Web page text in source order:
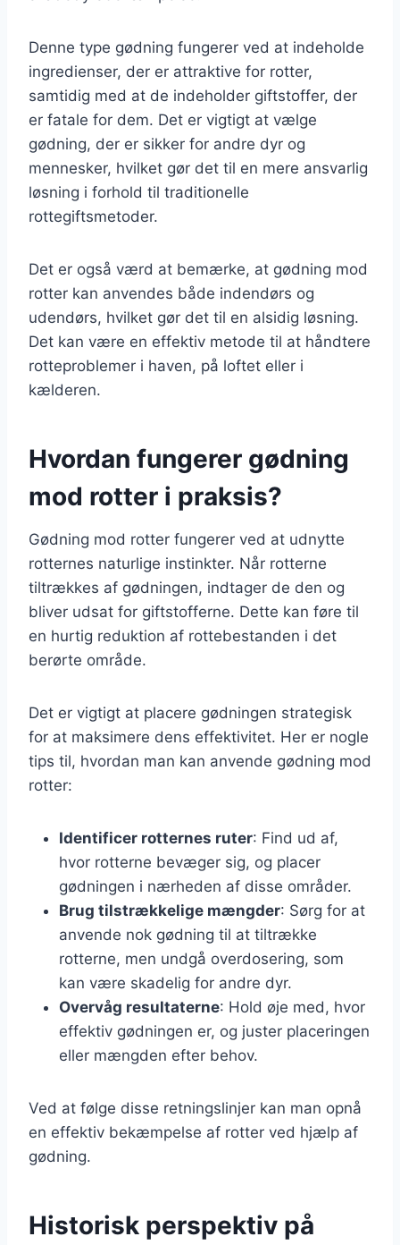
Denne type gødning fungerer ved at indeholde
ingredienser, der er attraktive for rotter,
samtidig med at de indeholder giftstoffer, der
er fatale for dem. Det er vigtigt at vælge
gødning, der er sikker for andre dyr og
mennesker, hvilket gør det til en mere ansvarlig
løsning i forhold til traditionelle
rottegiftsmetoder.
Det er også værd at bemærke, at gødning mod
rotter kan anvendes både indendørs og
udendørs, hvilket gør det til en alsidig løsning.
Det kan være en effektiv metode til at håndtere
rotteproblemer i haven, på loftet eller i
kælderen.
Hvordan fungerer gødning
mod rotter i praksis?
Gødning mod rotter fungerer ved at udnytte
rotternes naturlige instinkter. Når rotterne
tiltrækkes af gødningen, indtager de den og
bliver udsat for giftstofferne. Dette kan føre til
en hurtig reduktion af rottebestanden i det
berørte område.
Det er vigtigt at placere gødningen strategisk
for at maksimere dens effektivitet. Her er nogle
tips til, hvordan man kan anvende gødning mod
rotter:
Identificer rotternes ruter: Find ud af,
hvor rotterne bevæger sig, og placer
gødningen i nærheden af disse områder.
Brug tilstrækkelige mængder: Sørg for at
anvende nok gødning til at tiltrække
rotterne, men undgå overdosering, som
kan være skadelig for andre dyr.
Overvåg resultaterne: Hold øje med, hvor
effektiv gødningen er, og juster placeringen
eller mængden efter behov.
Ved at følge disse retningslinjer kan man opnå
en effektiv bekæmpelse af rotter ved hjælp af
gødning.
Historisk perspektiv på